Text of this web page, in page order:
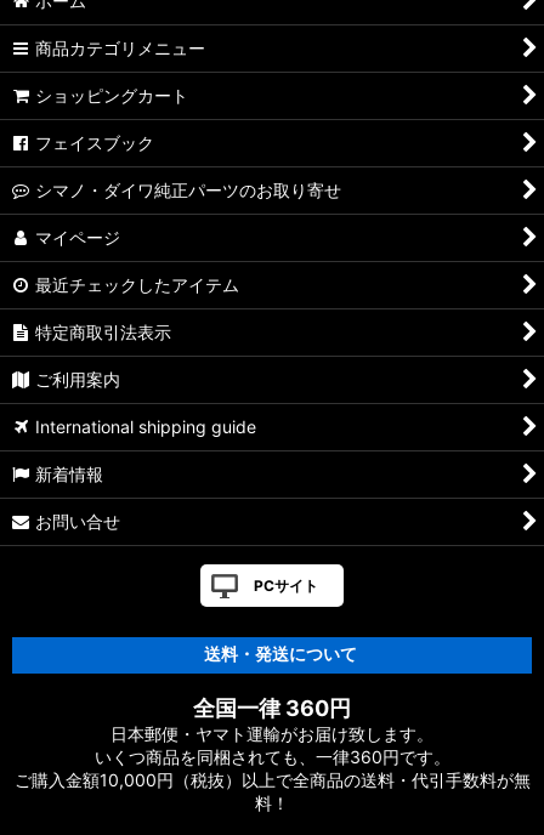
商品カテゴリメニュー
ショッピングカート
フェイスブック
シマノ・ダイワ純正パーツのお取り寄せ
マイページ
最近チェックしたアイテム
特定商取引法表示
ご利用案内
International shipping guide
新着情報
お問い合せ
PCサイト
送料・発送について
全国一律 360円
日本郵便・ヤマト運輸がお届け致します。
いくつ商品を同梱されても、一律360円です。
ご購入金額10,000円（税抜）以上で全商品の送料・代引手数料が無
料！